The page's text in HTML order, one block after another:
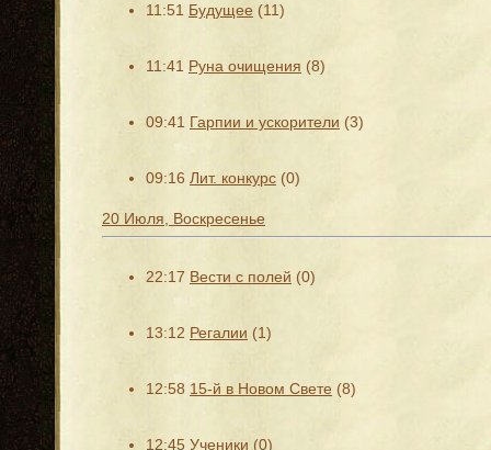
11:51 Будущее (11)
11:41 Руна очищения (8)
09:41 Гарпии и ускорители (3)
09:16 Лит. конкурс (0)
20 Июля, Воскресенье
22:17 Вести с полей (0)
13:12 Регалии (1)
12:58 15-й в Новом Свете (8)
12:45 Ученики (0)